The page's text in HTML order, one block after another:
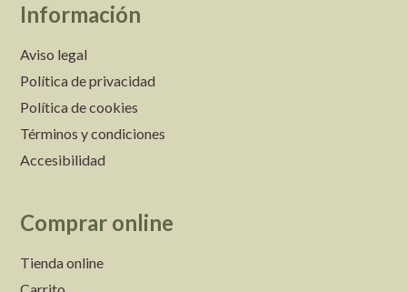
Información
Aviso legal
Política de privacidad
Política de cookies
Términos y condiciones
Accesibilidad
Comprar online
Tienda online